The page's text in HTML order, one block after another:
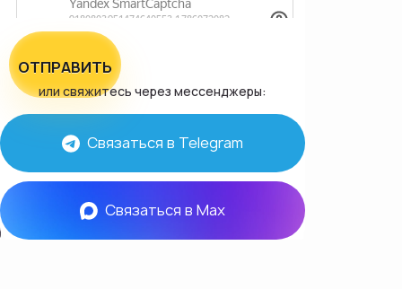
ОТПРАВИТЬ
или свяжитесь через мессенджеры:
Связаться в Telegram
Связаться в Max